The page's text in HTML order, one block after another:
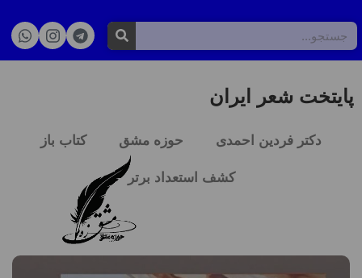
پایتخت شعر ایران
دکتر فردین احمدی حوزه مشق کتاب باز
کشف استعداد برتر